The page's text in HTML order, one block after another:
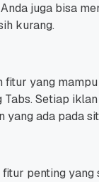
20 Nov, 2025 6
juga bisa
kurang.
fitur yang
Tabs. Setiap
yang ada pada
penting